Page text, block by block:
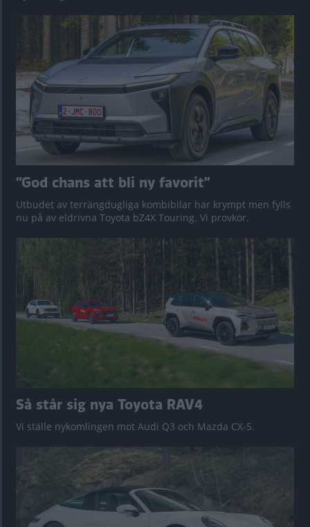
”God chans att bli ny favorit”
Utbudet av terrängdugliga kombibilar har krympt men fylls
nu på av eldrivna Toyota bZ4X Touring. Vi provkör.
Så står sig nya Toyota RAV4
Vi ställe nykomlingen mot Audi Q3 och Mazda CX-5.